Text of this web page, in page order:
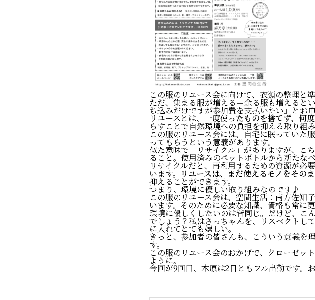
この服のリユース会に向けて、衣類の整理と
ただ、集まる服が増える＝余る服も増えると
ち込みだけですが参加費を支払いたい」とお
リユースとは、 一度使ったものを捨てず、何
らすことで自然環境への負担を抑える取り組み
この服のリユース会には、自宅に眠っていた
ってもらうという意義があります。
似た意味で「リサイクル」がありますが、こ
る こと。使用済みのペットボトルから新たな
リサイクルだと、再利用するための資源が必
います。 リユースは、まだ使えるモノをその
抑えることができます。
つまり、環境に優しい取り組みなのです♪
この服のリユース会は、空間生活：南方佐知
います。そのために必要な知識、資格も常に更
環境に優しくしたいのは皆同じ。だけど、こ
でしょう？私はさっちゃんを、リスペクトし
に入れてとても嬉しい。
きっと、参加者の皆さんも、こういう意義を
す。
この服のリユース会のおかげで、クローゼッ
ように。
今回が9回目、木原は2日ともフル出勤です。